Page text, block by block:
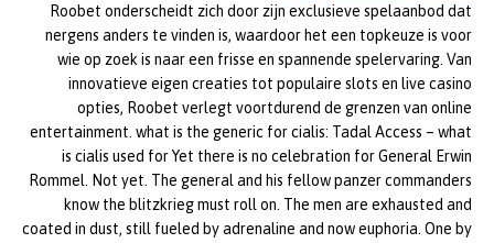
Roobet onderscheidt zich door zijn exclusieve spelaanbod dat
nergens anders te vinden is, waardoor het een topkeuze is voor
wie op zoek is naar een frisse en spannende spelervaring. Van
innovatieve eigen creaties tot populaire slots en live casino
opties, Roobet verlegt voortdurend de grenzen van online
entertainment. what is the generic for cialis: Tadal Access – what
is cialis used for Yet there is no celebration for General Erwin
Rommel. Not yet. The general and his fellow panzer commanders
know the blitzkrieg must roll on. The men are exhausted and
coated in dust, still fueled by adrenaline and now euphoria. One by